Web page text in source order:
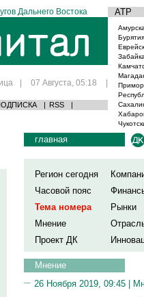
Дальнего Востока АТР
| 07 Августа, 05:18 |
| RSS |
Бурятия
главная
Регион сегодня
Часовой пояс
Тема номера
Рынки
Мнение
Проект ДК
Мнение
26 Ноября 2019, 09:45 |